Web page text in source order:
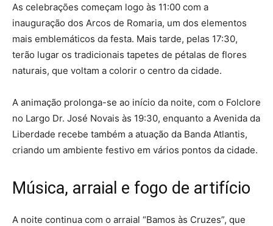
As celebrações começam logo às 11:00 com a
inauguração dos Arcos de Romaria, um dos elementos
mais emblemáticos da festa. Mais tarde, pelas 17:30,
terão lugar os tradicionais tapetes de pétalas de flores
naturais, que voltam a colorir o centro da cidade.
A animação prolonga-se ao início da noite, com o Folclore
no Largo Dr. José Novais às 19:30, enquanto a Avenida da
Liberdade recebe também a atuação da Banda Atlantis,
criando um ambiente festivo em vários pontos da cidade.
Música, arraial e fogo de artifício
A noite continua com o arraial “Bamos às Cruzes”, que